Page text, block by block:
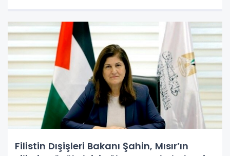
Filistin Dışişleri Bakanı Şahin, Mısır’ın